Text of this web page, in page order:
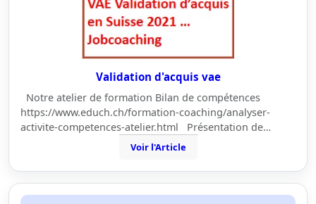
Validation d'acquis vae
Notre atelier de formation Bilan de compétences
https://www.educh.ch/formation-coaching/analyser-
activite-competences-atelier.html Présentation de…
Voir l'Article